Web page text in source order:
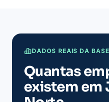
DADOS REAIS DA
Quantas
existem em